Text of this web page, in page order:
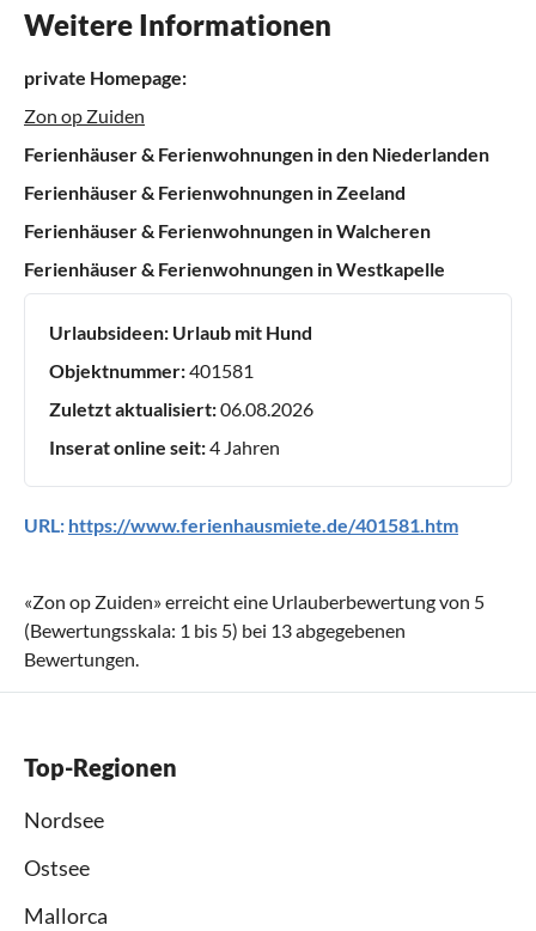
Weitere Informationen
private Homepage:
Zon op Zuiden
Ferienhäuser & Ferienwohnungen in den Niederlanden
Ferienhäuser & Ferienwohnungen in Zeeland
Ferienhäuser & Ferienwohnungen in Walcheren
Ferienhäuser & Ferienwohnungen in Westkapelle
Urlaubsideen: Urlaub mit Hund
Objektnummer:401581
Zuletzt aktualisiert:06.08.2026
Inserat online seit:4 Jahren
URL: https://www.ferienhausmiete.de/401581.htm
«Zon op Zuiden» erreicht eine Urlauberbewertung von 5
(Bewertungsskala: 1 bis 5) bei 13abgegebenen
Bewertungen.
Top-Regionen
Nordsee
Ostsee
Mallorca